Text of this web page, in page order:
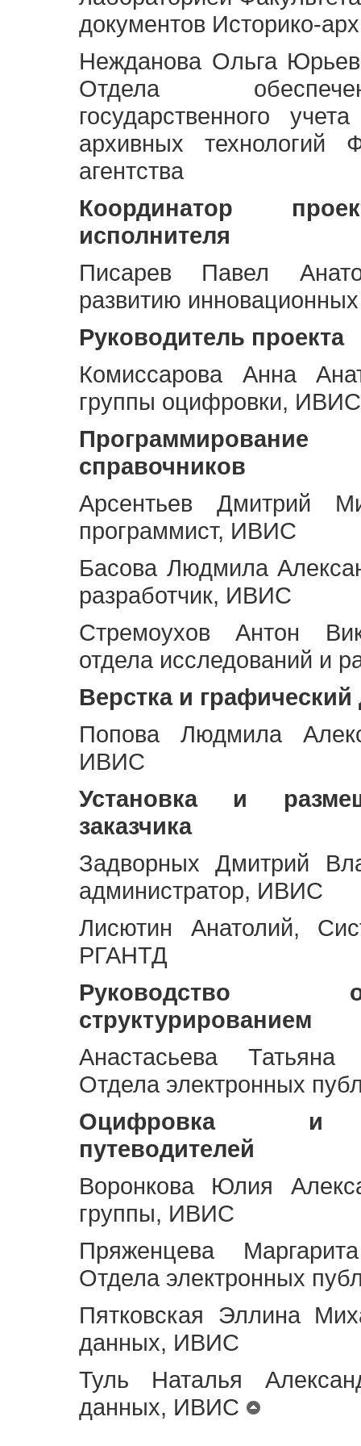
документов Историко-
Нежданова Ольга
Отдела
государственного
архивных технологий
агентства
Координатор
исполнителя
Писарев Павел
развитию
Руководитель проекта
Комиссарова Анна
группы оцифровки, ИВИС
Программирование
справочников
Арсентьев Дмитрий
программист, ИВИС
Басова Людмила
разработчик, ИВИС
Стремоухов Антон
отдела исследований и
Верстка и графический
Попова Людмила
ИВИС
Установка и
заказчика
Задворных Дмитрий
администратор, ИВИС
Лисютин Анатолий,
РГАНТД
Руководство
структурированием
Анастасьева Татьяна
Отдела электронных
Оцифровка и
путеводителей
Воронкова Юлия
группы, ИВИС
Пряженцева
Отдела электронных
Пятковская Эллина
данных, ИВИС
Туль Наталья
данных, ИВИС